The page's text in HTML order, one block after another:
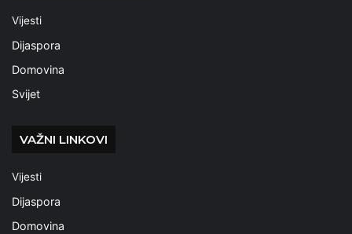
Vijesti
Dijaspora
Domovina
Svijet
VAŽNI LINKOVI
Vijesti
Dijaspora
Domovina